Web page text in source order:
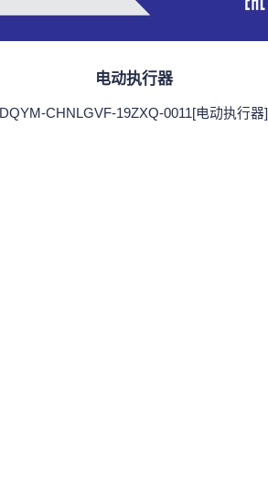
电动执行器
DQYM-CHNLGVF-19ZXQ-0011[电动执行器]